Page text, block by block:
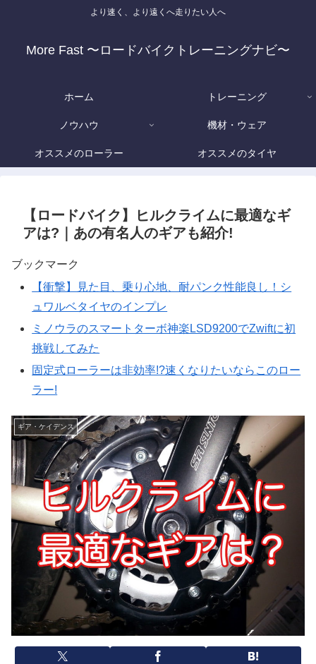
より速く、より遠くへ走りたい人へ
More Fast 〜ロードバイクトレーニングナビ〜
ホーム トレーニング
ノウハウ 機材・ウェア
オススメのローラー オススメのタイヤ
【ロードバイク】ヒルクライムに最適なギ
アは?｜あの有名人のギアも紹介!
ブックマーク
【衝撃】見た目、乗り心地、耐パンク性能良し！シ
ュワルベタイヤのインプレ
ミノウラのスマートターボ神楽LSD9200でZwiftに初
挑戦してみた
固定式ローラーは非効率!?速くなりたいならこのロー
ラー!
ギア・ケイデンス